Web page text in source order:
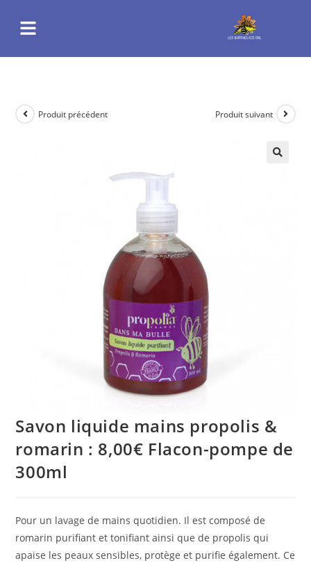
Produit précédent Produit suivant
Savon liquide mains propolis &
romarin : 8,00€ Flacon-pompe de
300ml
Pour un lavage de mains quotidien. Il est composé de
romarin purifiant et tonifiant ainsi que de propolis qui
apaise les peaux sensibles, protège et purifie également. Ce